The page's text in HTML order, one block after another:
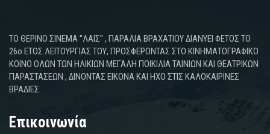
ΤΟ ΘΕΡΙΝΟ ΣΙΝΕΜΑ "ΛΑΙΣ" , ΠΑΡΑΛΙΑ ΒΡΑΧΑΤΙΟΥ ΔΙΑΝΥΕΙ ΦΕΤΟΣ ΤΟ
26ο ΕΤΟΣ ΛΕΙΤΟΥΡΓΙΑΣ ΤΟΥ, ΠΡΟΣΦΕΡΟΝΤΑΣ ΣΤΟ ΚΙΝΗΜΑΤΟΓΡΑΦΙΚΟ
ΚΟΙΝΟ ΟΛΩΝ ΤΩΝ ΗΛΙΚΙΩΝ ΜΕΓΑΛΗ ΠΟΙΚΙΛΙΑ ΤΑΙΝΙΩΝ ΚΑΙ ΘΕΑΤΡΙΚΩΝ
ΠΑΡΑΣΤΑΣΕΩΝ , ΔΙΝΟΝΤΑΣ ΕΙΚΟΝΑ ΚΑΙ ΗΧΟ ΣΤΙΣ ΚΑΛΟΚΑΙΡΙΝΕΣ
ΒΡΑΔΙΕΣ.
Επικοινωνία